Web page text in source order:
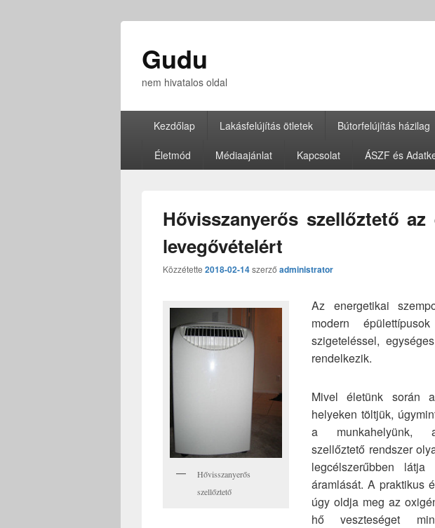
Gudu
nem hivatalos oldal
Kezdőlap Lakásfelújítás ötletek Bútorfelújítás házilag
Életmód Médiaajánlat Kapcsolat ÁSZF és
Hővisszanyerős szellőztető az
levegővételért
Közzétette 2018-02-14szerző administrator
Hővisszanyerős
szellőztető
Az energetikai
modern
szigeteléssel,
rendelkezik.
Mivel életünk során
helyeken töltjük,
a munkahelyünk,
szellőztető rendszer
legcélszerűbben
áramlását. A praktikus
úgy oldja meg az
hő veszteséget